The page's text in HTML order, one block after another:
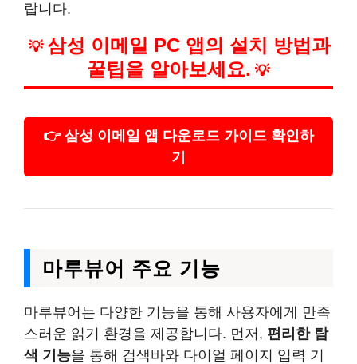
랍니다.
💡 삼성 이메일 PC 앱의 설치 방법과
꿀팁을 알아보세요. 💡
👉 삼성 이메일 앱 다운로드 가이드 확인하
기
마루뷰어 주요 기능
마루뷰어는 다양한 기능을 통해 사용자에게 만족
스러운 읽기 환경을 제공합니다. 먼저, 편리한 탐
색 기능을 통해 검색바와 다이얼 페이지 입력 기